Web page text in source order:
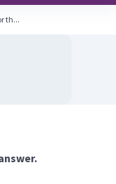
for th...